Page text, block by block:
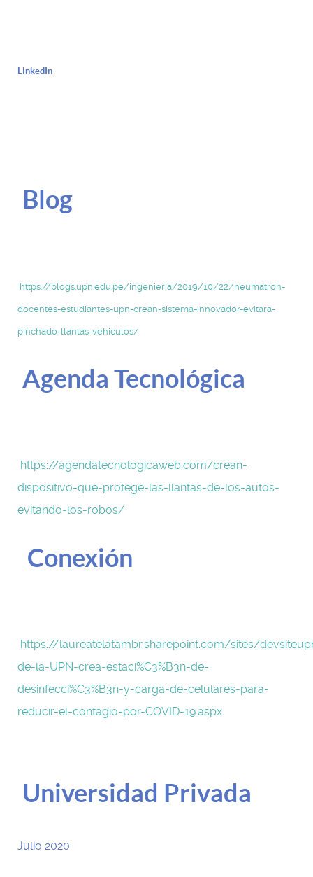
LinkedIn
Blog
https://blogs.upn.edu.pe/ingenieria/2019/10/22/neumatron-
docentes-estudiantes-upn-crean-sistema-innovador-evitara-
pinchado-llantas-vehiculos/
Agenda Tecnológica
https://agendatecnologicaweb.com/crean-
dispositivo-que-protege-las-llantas-de-los-autos-
evitando-los-robos/
Conexión
https://laureatelatambr.sharepoint.com/sites/
de-la-UPN-crea-estaci%C3%B3n-de-
desinfecci%C3%B3n-y-carga-de-celulares-para-
reducir-el-contagio-por-COVID-19.aspx
Universidad Privada
Julio 2020